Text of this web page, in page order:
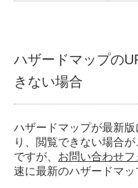
ハザードマップの
きない場合
ハザードマップが最新
り、閲覧できない場合
ですが、 お問い合わせフ
速に最新のハザードマッ